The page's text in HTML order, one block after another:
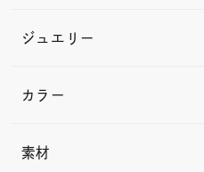
ジュエリー
カラー
素材